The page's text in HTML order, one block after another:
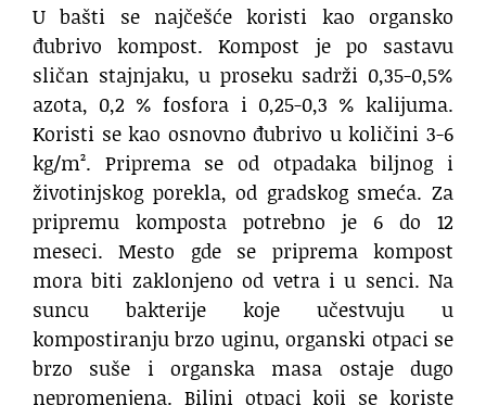
U bašti se najčešće koristi kao organsko
đubrivo kompost. Kompost je po sastavu
sličan stajnjaku, u proseku sadrži 0,35-0,5%
azota, 0,2 % fosfora i 0,25-0,3 % kalijuma.
Koristi se kao osnovno đubrivo u količini 3-6
kg/m². Priprema se od otpadaka biljnog i
životinjskog porekla, od gradskog smeća. Za
pripremu komposta potrebno je 6 do 12
meseci. Mesto gde se priprema kompost
mora biti zaklonjeno od vetra i u senci. Na
suncu bakterije koje učestvuju u
kompostiranju brzo uginu, organski otpaci se
brzo suše i organska masa ostaje dugo
nepromenjena. Biljni otpaci koji se koriste